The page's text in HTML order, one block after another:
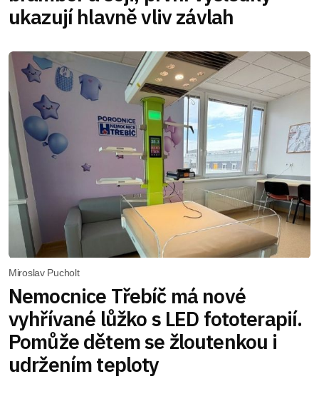
ukazují hlavně vliv závlah
Miroslav Pucholt
Nemocnice Třebíč má nové
vyhřívané lůžko s LED fototerapií.
Pomůže dětem se žloutenkou i
udržením teploty